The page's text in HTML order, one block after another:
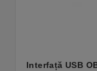
Interfață USB